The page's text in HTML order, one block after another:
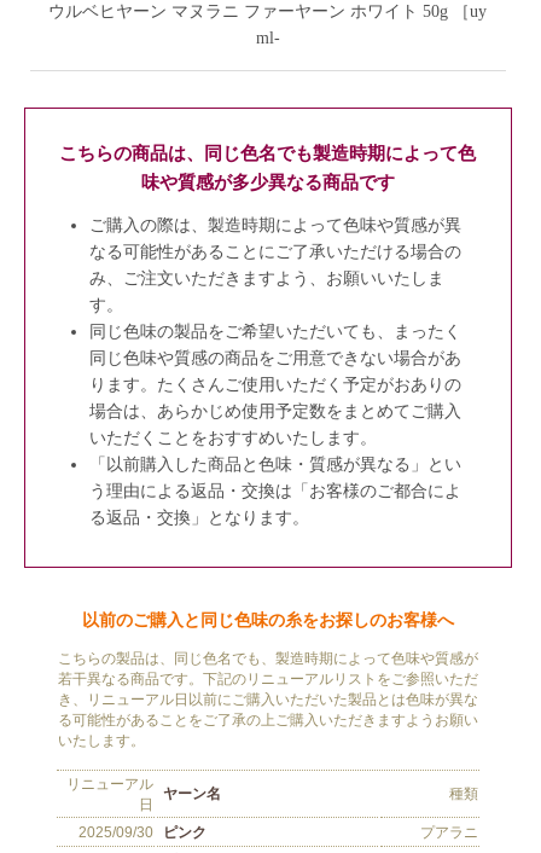
ウルベヒヤーン マヌラニ ファーヤーン ホワイト 50g ［uy
ml-
こちらの商品は、同じ色名でも製造時期によって色
味や質感が多少異なる商品です
ご購入の際は、製造時期によって色味や質感が異
なる可能性があることにご了承いただける場合の
み、ご注文いただきますよう、お願いいたしま
す。
同じ色味の製品をご希望いただいても、まったく
同じ色味や質感の商品をご用意できない場合があ
ります。たくさんご使用いただく予定がおありの
場合は、あらかじめ使用予定数をまとめてご購入
いただくことをおすすめいたします。
「以前購入した商品と色味・質感が異なる」とい
う理由による返品・交換は「お客様のご都合によ
る返品・交換」となります。